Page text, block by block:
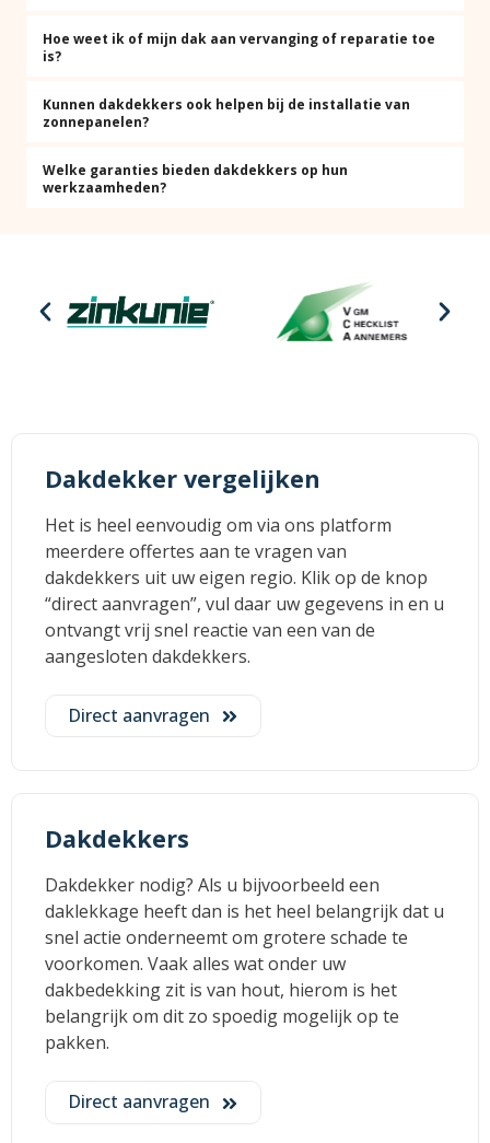
Hoe weet ik of mijn dak aan vervanging of reparatie toe
is?
Kunnen dakdekkers ook helpen bij de installatie van
zonnepanelen?
Welke garanties bieden dakdekkers op hun
werkzaamheden?
Dakdekker vergelijken
Het is heel eenvoudig om via ons platform
meerdere offertes aan te vragen van
dakdekkers uit uw eigen regio. Klik op de knop
“direct aanvragen”, vul daar uw gegevens in en u
ontvangt vrij snel reactie van een van de
aangesloten dakdekkers.
Direct aanvragen
Dakdekkers
Dakdekker nodig? Als u bijvoorbeeld een
daklekkage heeft dan is het heel belangrijk dat u
snel actie onderneemt om grotere schade te
voorkomen. Vaak alles wat onder uw
dakbedekking zit is van hout, hierom is het
belangrijk om dit zo spoedig mogelijk op te
pakken.
Direct aanvragen